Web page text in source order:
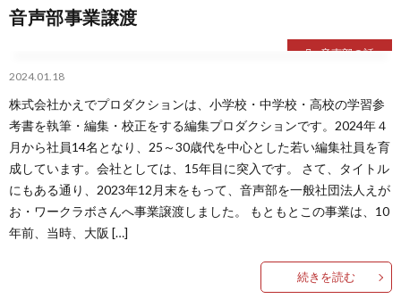
音声部事業譲渡
音声部の話
2024.01.18
株式会社かえでプロダクションは、小学校・中学校・高校の学習参
考書を執筆・編集・校正をする編集プロダクションです。2024年４
月から社員14名となり、25～30歳代を中心とした若い編集社員を育
成しています。会社としては、15年目に突入です。 さて、タイトル
にもある通り、2023年12月末をもって、音声部を一般社団法人えが
お・ワークラボさんへ事業譲渡しました。 もともとこの事業は、10
年前、当時、大阪 […]
続きを読む